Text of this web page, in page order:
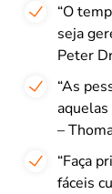
“O
seja
Peter
“As
aquelas
–
“Faça
fáceis